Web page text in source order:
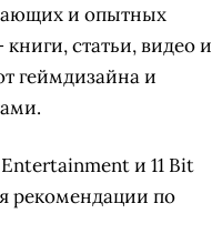
и опытных
статьи, видео и
геймдизайна и
и 11 Bit
рекомендации по